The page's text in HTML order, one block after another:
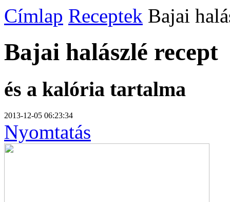
Címlap Receptek Bajai
Bajai halászlé recept
és a kalória tartalma
2013-12-05 06:23:34
Nyomtatás